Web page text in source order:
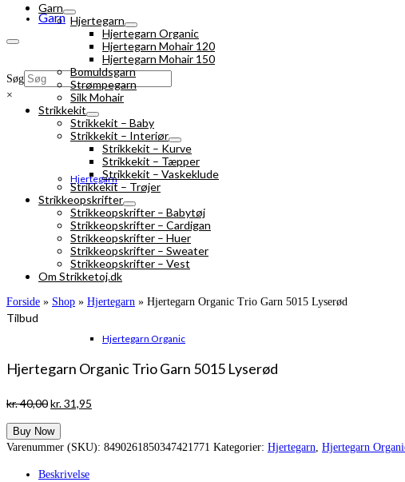
Garn
Hjertegarn
Hjertegarn Organic
Søg
×
Garn
Hjertegarn
Hjertegarn Organic
Hjertegarn Mohair 120
Hjertegarn Mohair 150
Bomuldsgarn
Strømpegarn
Silk Mohair
Strikkekit
Strikkekit – Baby
Strikkekit – Interiør
Strikkekit – Kurve
Strikkekit – Tæpper
Strikkekit – Vaskeklude
Strikkekit – Trøjer
Strikkeopskrifter
Strikkeopskrifter – Babytøj
Strikkeopskrifter – Cardigan
Strikkeopskrifter – Huer
Strikkeopskrifter – Sweater
Strikkeopskrifter – Vest
Om Strikketoj.dk
Forside » Shop » Hjertegarn » Hjertegarn Organic Trio Garn 5015 Lyserød
Tilbud
Hjertegarn Organic Trio Garn 5015 Lyserød
kr.40,00Den
pris
var:
kr.31,95
er:
Buy Now
Varenummer (SKU): 8490261850347421771 Kategorier: Hjertegarn, Hjertegarn
Beskrivelse